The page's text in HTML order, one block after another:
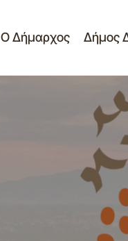
Ο Δήμαρχος Δήμος